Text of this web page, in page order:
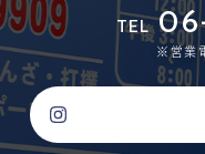
TEL
※営業